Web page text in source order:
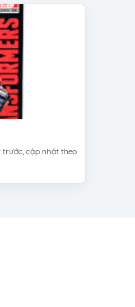
trước, cập nhật theo